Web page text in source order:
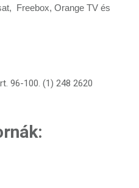
Freebox, Orange TV és
96-100. (1) 248 2620